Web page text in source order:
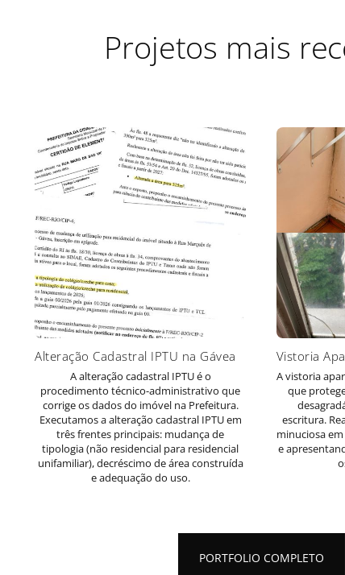
Projetos mais
Alteração Cadastral IPTU na Gávea
A alteração cadastral IPTU é o
procedimento técnico-administrativo que
corrige os dados do imóvel na Prefeitura.
Executamos aalteração cadastral IPTUem
três frentes principais: mudança de
tipologia (não residencial para residencial
unifamiliar), decréscimo de área construída
e adequação do uso.
Vistoria
A vistoria
que
escritura.
minuciosa
e
PORTFOLIO COMPLETO